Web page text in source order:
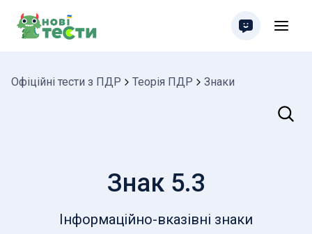
Офіційні тести з ПДР Теорія ПДР Знаки
Пошук
Знак 5.3
Інформаційно-вказівні знаки